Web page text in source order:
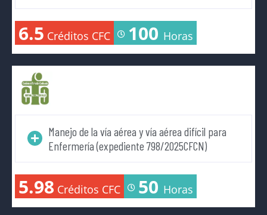
6.5 Créditos CFC 100 Horas
Manejo de la vía aérea y vía aérea difícil para
Enfermería (expediente 798/2025CFCN)
5.98 Créditos CFC 50 Horas